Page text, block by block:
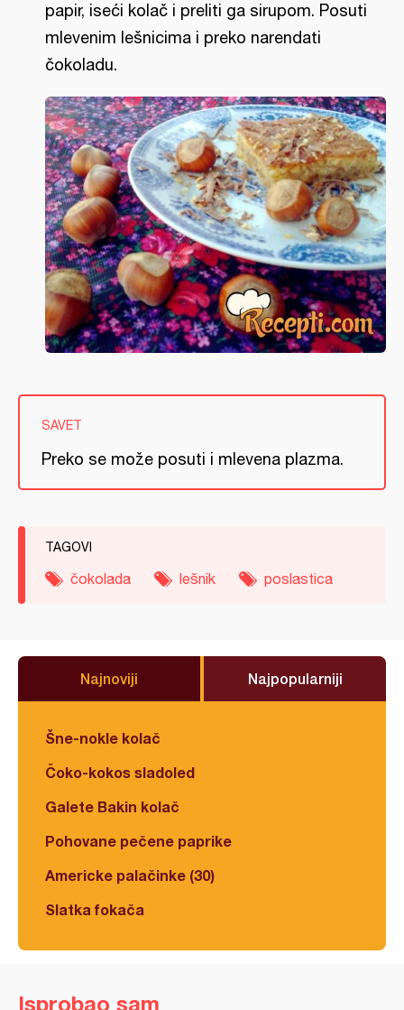
papir, iseći kolač i preliti ga sirupom. Posuti
mlevenim lešnicima i preko narendati
čokoladu.
SAVET
Preko se može posuti i mlevena plazma.
TAGOVI
čokolada lešnik poslastica
Najnoviji Najpopularniji
Šne-nokle kolač
Čoko-kokos sladoled
Galete Bakin kolač
Pohovane pečene paprike
Americke palačinke (30)
Slatka fokača
Isprobao sam